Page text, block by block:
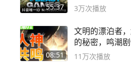
55:37 #MrBeastChina
3万次播放
08:51
文明的漂泊者
的秘密，鸣潮
11万次播放